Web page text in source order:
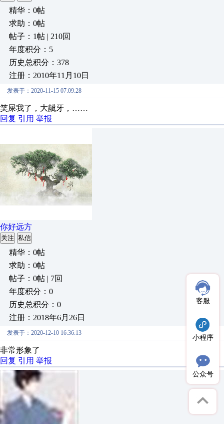
精华：0帖
求助：0帖
帖子：1帖 | 210回
年度积分：5
历史总积分：378
注册：2010年11月10日
发表于：2020-11-15 07:09:28
笑屎我了，大龇牙，……
回复 引用 举报
你好远方
关注 私信
精华：0帖
求助：0帖
帖子：0帖 | 7回
年度积分：0
历史总积分：0
注册：2018年6月26日
发表于：2020-12-10 16:36:13
非常形象了
回复 引用 举报
客服
小程序
公众号